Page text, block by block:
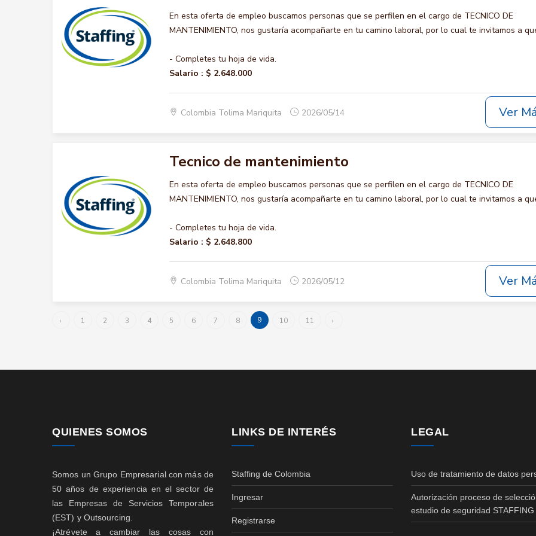
En esta oferta de empleo buscamos personas que se perfilen en el cargo de TECNICO DE
MANTENIMIENTO, nos gustaría acompañarte en tu camino laboral, por lo cual te invitamos a
- Completes tu hoja de vida.
Salario : $ 2.648.000
Colombia Tolima Mariquita 2026/05/14 Ver
Tecnico de mantenimiento
En esta oferta de empleo buscamos personas que se perfilen en el cargo de TECNICO DE
MANTENIMIENTO, nos gustaría acompañarte en tu camino laboral, por lo cual te invitamos a
- Completes tu hoja de vida.
Salario : $ 2.648.800
Colombia Tolima Mariquita 2026/05/12 Ver
‹ 1 2 3 4 5 6 7 8 9 10 11 ›
QUIENES SOMOS
Somos un Grupo Empresarial con más de
50 años de experiencia en el sector de
las Empresas de Servicios Temporales
(EST) y Outsourcing.
¡Atrévete a cambiar las cosas con
LINKS DE INTERÉS
Staffing de Colombia
Ingresar
Registrarse
LEGAL
Uso de tratamiento de datos
Autorización proceso de
estudio de seguridad STAFFING